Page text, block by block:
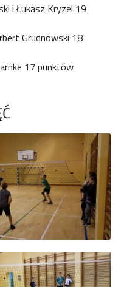
i Łukasz Kryzel 19
Grudnowski 18
17 punktów